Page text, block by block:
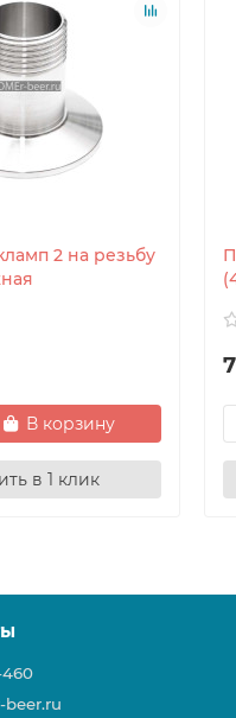
2 на резьбу
В корзину
в 1 клик
460
beer.ru